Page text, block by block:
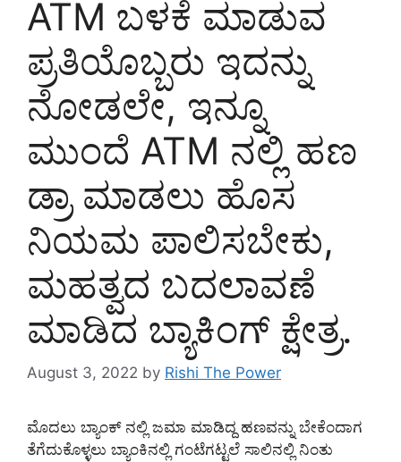
ATM ಬಳಕೆ ಮಾಡುವ
ಪ್ರತಿಯೊಬ್ಬರು ಇದನ್ನು
ನೋಡಲೇ, ಇನ್ನೂ
ಮುಂದೆ ATM ನಲ್ಲಿ ಹಣ
ಡ್ರಾ ಮಾಡಲು ಹೊಸ
ನಿಯಮ ಪಾಲಿಸಬೇಕು,
ಮಹತ್ವದ ಬದಲಾವಣೆ
ಮಾಡಿದ ಬ್ಯಾಕಿಂಗ್ ಕ್ಷೇತ್ರ.
August 3, 2022 by Rishi The Power
ಮೊದಲು ಬ್ಯಾಂಕ್ ನಲ್ಲಿ ಜಮಾ ಮಾಡಿದ್ದ ಹಣವನ್ನು ಬೇಕೆಂದಾಗ
ತೆಗೆದುಕೊಳ್ಳಲು ಬ್ಯಾಂಕಿನಲ್ಲಿ ಗಂಟೆಗಟ್ಟಲೆ ಸಾಲಿನಲ್ಲಿ ನಿಂತು